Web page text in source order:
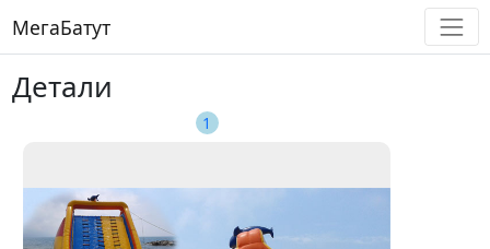
МегаБатут
Детали
1